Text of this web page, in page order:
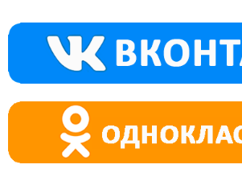
a
ss
ni
ki
m p
p